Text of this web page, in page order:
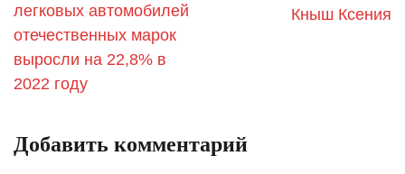
легковых автомобилей
отечественных марок
выросли на 22,8% в
2022 году
Кныш Ксения
Добавить комментарий